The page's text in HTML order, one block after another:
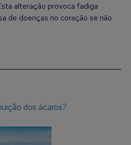
alteração provoca fadiga
de doenças no coração se não
dos ácaros?